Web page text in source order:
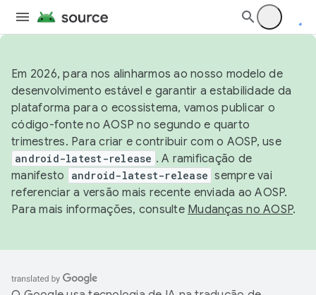
Em 2026, para nos alinharmos ao nosso modelo de
desenvolvimento estável e garantir a estabilidade da
plataforma para o ecossistema, vamos publicar o
código-fonte no AOSP no segundo e quarto
trimestres. Para criar e contribuir com o AOSP, use
android-latest-release . A ramificação de
manifesto
android-latest-release sempre vai
referenciar a versão mais recente enviada ao AOSP.
Para mais informações, consulte Mudanças no AOSP.